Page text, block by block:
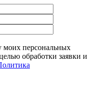
моих персональных
обработки заявки и